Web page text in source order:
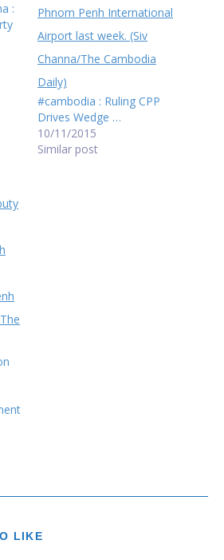
:
#cambodia : Ruling CPP
Drives Wedge …
10/11/2015
Similar post
LIKE